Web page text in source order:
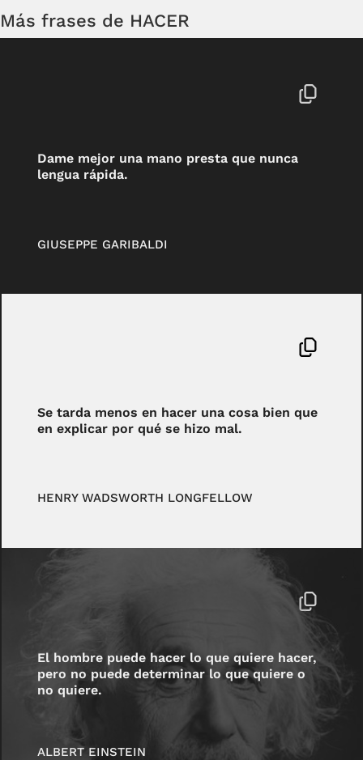
Más frases de HACER
Dame mejor una mano presta que nunca
lengua rápida.
GIUSEPPE GARIBALDI
Se tarda menos en hacer una cosa bien que
en explicar por qué se hizo mal.
HENRY WADSWORTH LONGFELLOW
El hombre puede hacer lo que quiere hacer,
pero no puede determinar lo que quiere o
no quiere.
ALBERT EINSTEIN